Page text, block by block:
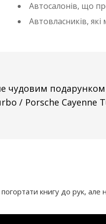
Автосалонів, що
Автовласників,
чудовим подарунком
/ Porsche Cayenne
книгу до рук, але